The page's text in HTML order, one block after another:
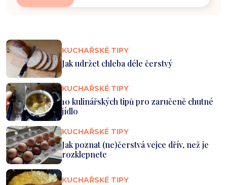
KUCHAŘSKÉ TIPY
Jak udržet chleba déle čerstvý
KUCHAŘSKÉ TIPY
10 kulinářských tipů pro zaručeně chutné
jídlo
KUCHAŘSKÉ TIPY
Jak poznat (ne)čerstvá vejce dřív, než je
rozklepnete
KUCHAŘSKÉ TIPY